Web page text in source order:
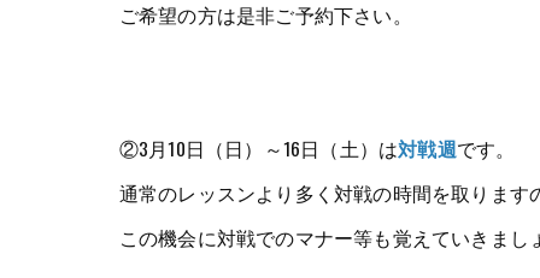
ご希望の方は是非ご予約下さい。
②3月10日（日）～16日（土）は対戦週です。
通常のレッスンより多く対戦の時間を取ります
この機会に対戦でのマナー等も覚えていきまし